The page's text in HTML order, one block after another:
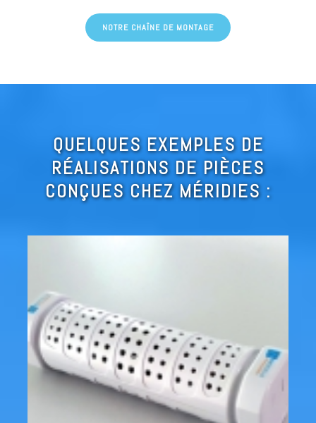
NOTRE CHAÎNE DE MONTAGE
QUELQUES EXEMPLES DE
RÉALISATIONS DE PIÈCES
CONÇUES CHEZ MÉRIDIES :